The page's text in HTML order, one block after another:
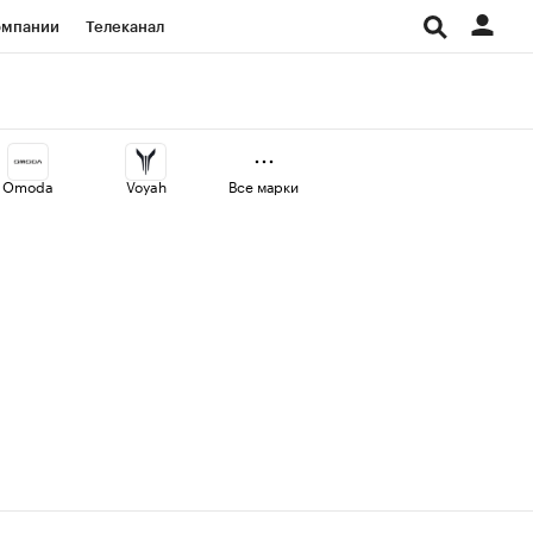
Телеканал
Проверка контрагентов
Omoda Voyah Все марки